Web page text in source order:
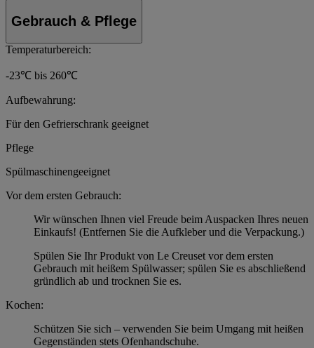
Gebrauch & Pflege
Temperaturbereich:
-23℃ bis 260℃
Aufbewahrung:
Für den Gefrierschrank geeignet
Pflege
Spülmaschinengeeignet
Vor dem ersten Gebrauch:
Wir wünschen Ihnen viel Freude beim Auspacken Ihres neuen
Einkaufs! (Entfernen Sie die Aufkleber und die Verpackung.)
Spülen Sie Ihr Produkt von Le Creuset vor dem ersten
Gebrauch mit heißem Spülwasser; spülen Sie es abschließend
gründlich ab und trocknen Sie es.
Kochen:
Schützen Sie sich – verwenden Sie beim Umgang mit heißen
Gegenständen stets Ofenhandschuhe.